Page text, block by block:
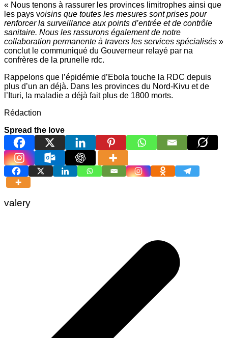
« Nous tenons à rassurer les provinces limitrophes ainsi que
les pays voisins que toutes les mesures sont prises pour
renforcer la surveillance aux points d’entrée et de contrôle
sanitaire. Nous les rassurons également de notre
collaboration permanente à travers les services spécialisés »
conclut le communiqué du Gouverneur relayé par na
confrères de la prunelle rdc.
Rappelons que l’épidémie d’Ebola touche la RDC depuis
plus d’un an déjà. Dans les provinces du Nord-Kivu et de
l’Ituri, la maladie a déjà fait plus de 1800 morts.
Rédaction
Spread the love
valery